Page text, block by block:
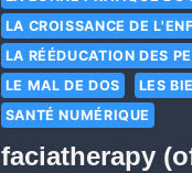
LA CROISSANCE DE
LA RÉÉDUCATION DES
LE MAL DE DOS
LES
SANTÉ NUMÉRIQUE
faciatherapy